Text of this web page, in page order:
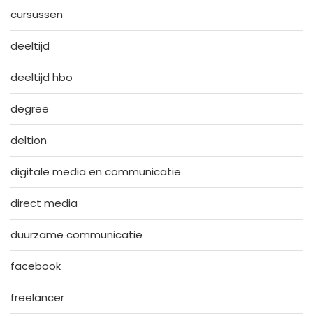
cursussen
deeltijd
deeltijd hbo
degree
deltion
digitale media en communicatie
direct media
duurzame communicatie
facebook
freelancer